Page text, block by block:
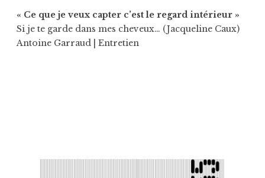
« Ce que je veux capter c’est le regard intérieur »
Si je te garde dans mes cheveux… (Jacqueline Caux)
Antoine Garraud
| Entretien